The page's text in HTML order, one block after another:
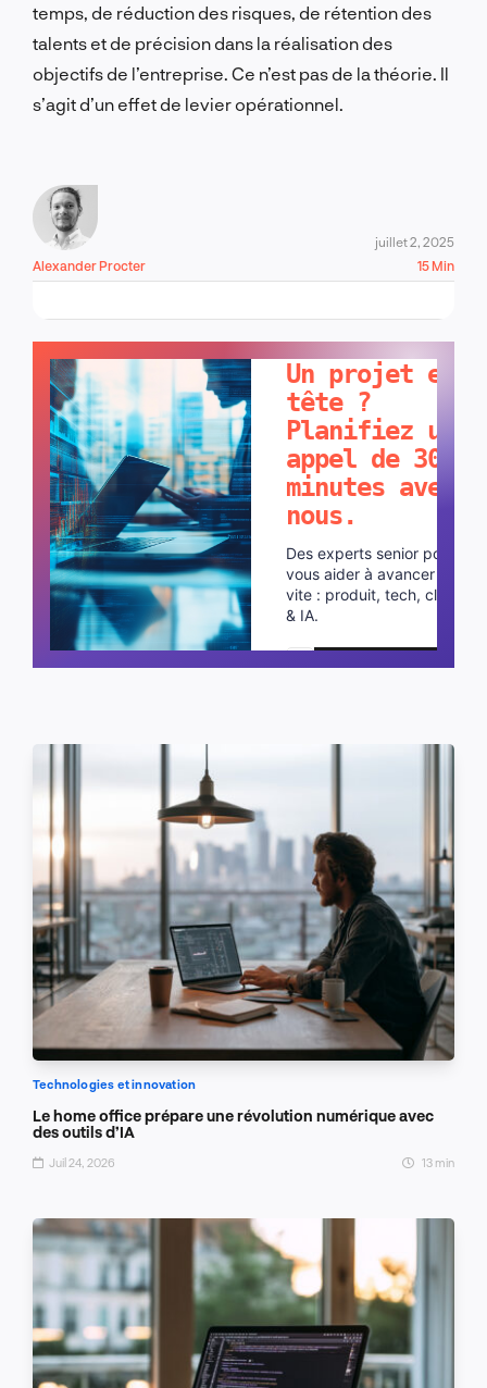
temps, de réduction des risques, de rétention des
talents et de précision dans la réalisation des
objectifs de l’entreprise. Ce n’est pas de la théorie. Il
s’agit d’un effet de levier opérationnel.
Alexander Procter
juillet 2, 2025
15 Min
Un projet en
tête ?
Planifiez un
appel de 30
minutes avec
nous.
Des experts senior pour
vous aider à avancer plus
vite : produit, tech, cloud
& IA.
Planifier un appel
Technologies et innovation
Le home office prépare une révolution numérique avec
des outils d’IA
Juil 24, 2026 13 min